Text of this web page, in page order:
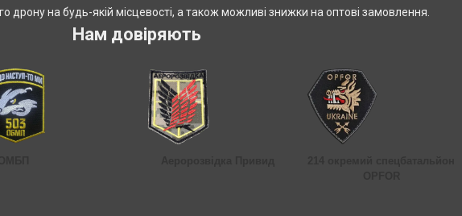
дрону на будь-якій місцевості, а також можливі знижки на оптові замовлення.
Нам довіряють